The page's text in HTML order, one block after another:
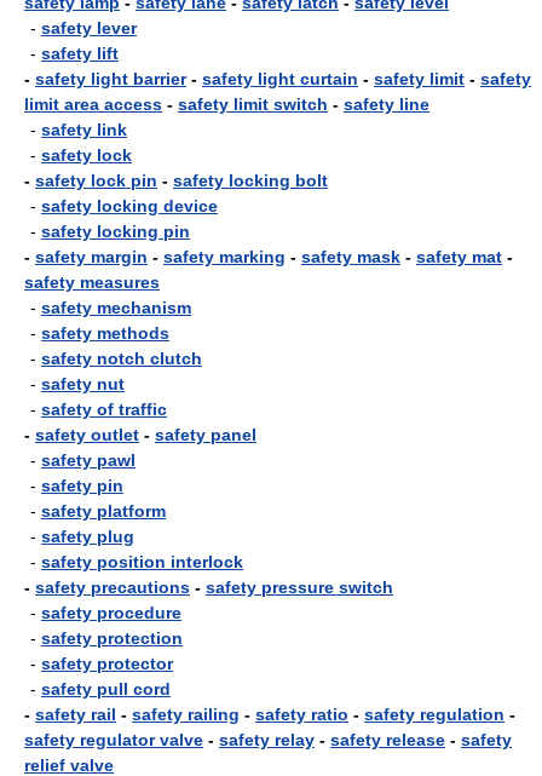
- safety lever
- safety lift
- safety light barrier- safety light curtain - safety limit - safety
limit area access - safety limit switch - safety line
- safety link
- safety lock
- safety lock pin - safety locking bolt
- safety locking device
- safety locking pin
- safety margin - safety marking - safety mask - safety mat -
safety measures
- safety mechanism
- safety methods
- safety notch clutch
- safety nut
- safety of traffic
- safety outlet - safety panel
- safety pawl
- safety pin
- safety platform
- safety plug
- safety position interlock
- safety precautions - safety pressure switch
- safety procedure
- safety protection
- safety protector
- safety pull cord
- safety rail - safety railing - safety ratio - safety regulation -
safety regulator valve - safety relay - safety release - safety
relief valve